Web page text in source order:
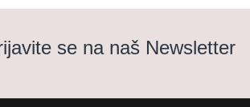
se na naš Newsletter